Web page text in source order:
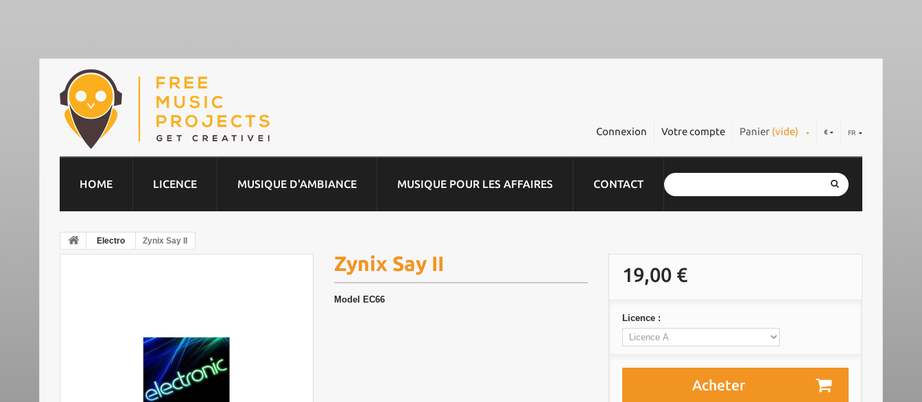
FR
€
Panier (vide)
Votre compte
Connexion
HOME LICENCE MUSIQUE D'AMBIANCE MUSIQUE POUR LES AFFAIRES CONTACT
Electro Zynix Say II
Zynix Say II
Model EC66
19,00 €
Licence :
Acheter